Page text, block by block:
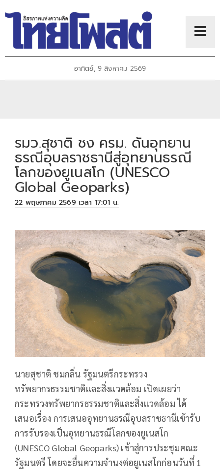
อาทิตย์, 9 สิงหาคม 2569
รมว.สุชาติ ชง ครม. ดันอุทยาน
ธรณีอุบลราชธานีสู่อุทยานธรณี
โลกของยูเนสโก (UNESCO
Global Geoparks)
22 พฤษภาคม 2569 เวลา 17:01 น.
นายสุชาติ ชมกลิ่น รัฐมนตรีกระทรวง
ทรัพยากรธรรมชาติและสิ่งแวดล้อม เปิดเผยว่า
กระทรวงทรัพยากรธรรมชาติและสิ่งแวดล้อม ได้
เสนอเรื่อง การเสนออุทยานธรณีอุบลราชธานีเข้ารับ
การรับรองเป็นอุทยานธรณีโลกของยูเนสโก
(UNESCO Global Geoparks) เข้าสู่การประชุมคณะ
รัฐมนตรี โดยจะยื่นความจำนงต่อยูเนสโกก่อนวันที่ 1